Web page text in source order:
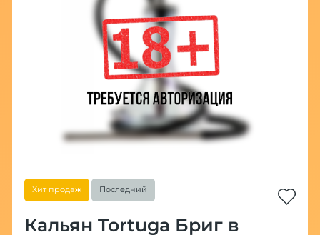
Хит продаж Последний
Кальян Tortuga Бриг в